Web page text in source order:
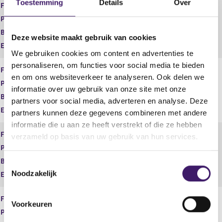
Toestemming Details Over
Deze website maakt gebruik van cookies
We gebruiken cookies om content en advertenties te
personaliseren, om functies voor social media te bieden
en om ons websiteverkeer te analyseren. Ook delen we
informatie over uw gebruik van onze site met onze
partners voor social media, adverteren en analyse. Deze
partners kunnen deze gegevens combineren met andere
informatie die u aan ze heeft verstrekt of die ze hebben
verzameld op basis van uw gebruik van hun services.
T
o
s
t
Noodzakelijk
Voorkeuren
Financiële dienst
Adviseren
Product
Schadeverzekeringen zakelijk
Begindatum
Einddatum
Financiële dienst
Adviseren
Product
Spaarrekeningen
Begindatum
23 mei 2014
Einddatum
11 jun 2026
Financiële dienst
Adviseren
Product
Begindatum
Einddatum
Financiële dienst
Product